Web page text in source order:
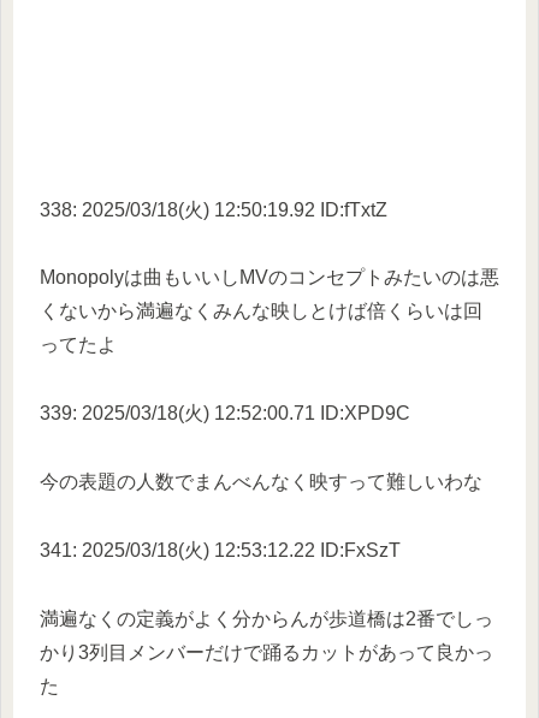
338: 2025/03/18(火) 12:50:19.92 ID:fTxtZ
Monopolyは曲もいいしMVのコンセプトみたいのは悪
くないから満遍なくみんな映しとけば倍くらいは回
ってたよ
339: 2025/03/18(火) 12:52:00.71 ID:XPD9C
今の表題の人数でまんべんなく映すって難しいわな
341: 2025/03/18(火) 12:53:12.22 ID:FxSzT
満遍なくの定義がよく分からんが歩道橋は2番でしっ
かり3列目メンバーだけで踊るカットがあって良かっ
た